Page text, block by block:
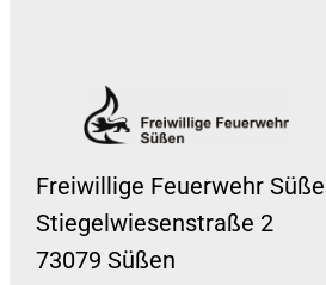
Freiwillige Feuerwehr
Stiegelwiesenstraße 2
73079 Süßen